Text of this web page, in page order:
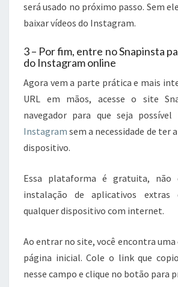
será usado no próximo passo. Sem
baixar vídeos do Instagram.
3 – Por fim, entre no Snapinsta
do Instagram online
Agora vem a parte prática e mais
URL em mãos, acesse o site
navegador para que seja possível
Instagram sem a necessidade de ter
dispositivo.
Essa plataforma é gratuita, não
instalação de aplicativos extras
qualquer dispositivo com internet.
Ao entrar no site, você encontra uma
página inicial. Cole o link que
nesse campo e clique no botão para